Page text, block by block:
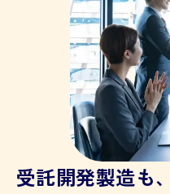
受託開発製造も